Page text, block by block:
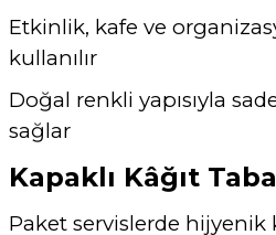
Etkinlik, kafe ve
kullanılır
Doğal renkli yapısıyla
sağlar
Kapaklı Kâğıt
Paket servislerde hijyenik